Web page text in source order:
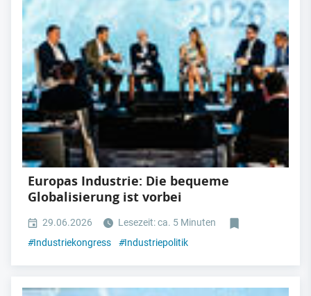
Europas Industrie: Die bequeme
Globalisierung ist vorbei
29.06.2026
Lesezeit: ca. 5 Minuten
#Industriekongress #Industriepolitik